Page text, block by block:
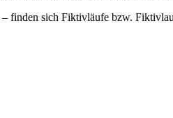
finden sich Fiktivläufe bzw.